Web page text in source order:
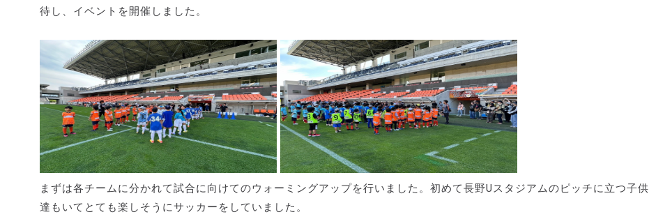
待し、イベントを開催しました。
まずは各チームに分かれて試合に向けてのウォーミングアップを行いました。初めて長野Uスタジアムのピッチに立つ子供
達もいてとても楽しそうにサッカーをしていました。